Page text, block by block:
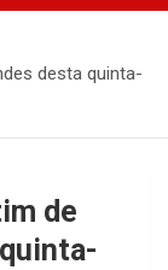
desta quinta-
de